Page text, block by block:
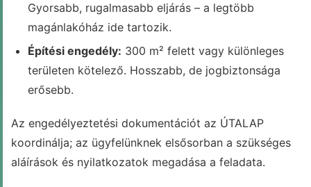
Gyorsabb, rugalmasabb eljárás – a legtöbb
magánlakóház ide tartozik.
Építési engedély: 300 m² felett vagy különleges
területen kötelező. Hosszabb, de jogbiztonsága
erősebb.
Az engedélyeztetési dokumentációt az ÚTALAP
koordinálja; az ügyfelünknek elsősorban a szükséges
aláírások és nyilatkozatok megadása a feladata.